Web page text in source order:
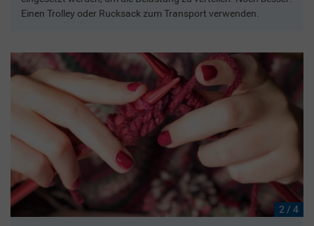
Einen Trolley oder Rucksack zum Transport verwenden.
2 / 4